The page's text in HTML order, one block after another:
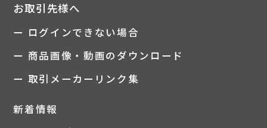
お取引先様へ
ー ログインできない場合
ー 商品画像・動画のダウンロード
ー 取引メーカーリンク集
新着情報